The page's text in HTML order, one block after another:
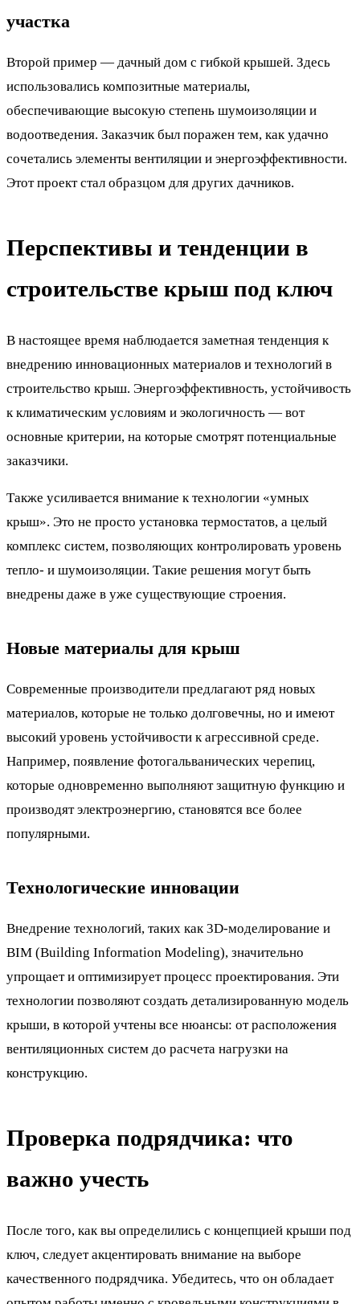
участка
Второй пример — дачный дом с гибкой крышей. Здесь
использовались композитные материалы,
обеспечивающие высокую степень шумоизоляции и
водоотведения. Заказчик был поражен тем, как удачно
сочетались элементы вентиляции и энергоэффективности.
Этот проект стал образцом для других дачников.
Перспективы и тенденции в
строительстве крыш под ключ
В настоящее время наблюдается заметная тенденция к
внедрению инновационных материалов и технологий в
строительство крыш. Энергоэффективность, устойчивость
к климатическим условиям и экологичность — вот
основные критерии, на которые смотрят потенциальные
заказчики.
Также усиливается внимание к технологии «умных
крыш». Это не просто установка термостатов, а целый
комплекс систем, позволяющих контролировать уровень
тепло- и шумоизоляции. Такие решения могут быть
внедрены даже в уже существующие строения.
Новые материалы для крыш
Современные производители предлагают ряд новых
материалов, которые не только долговечны, но и имеют
высокий уровень устойчивости к агрессивной среде.
Например, появление фотогальванических черепиц,
которые одновременно выполняют защитную функцию и
производят электроэнергию, становятся все более
популярными.
Технологические инновации
Внедрение технологий, таких как 3D-моделирование и
BIM (Building Information Modeling), значительно
упрощает и оптимизирует процесс проектирования. Эти
технологии позволяют создать детализированную модель
крыши, в которой учтены все нюансы: от расположения
вентиляционных систем до расчета нагрузки на
конструкцию.
Проверка подрядчика: что
важно учесть
После того, как вы определились с концепцией крыши под
ключ, следует акцентировать внимание на выборе
качественного подрядчика. Убедитесь, что он обладает